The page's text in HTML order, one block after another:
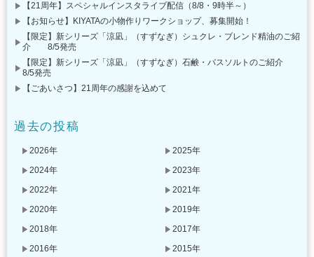
【21周年】スペシャルインスタライブ配信（8/8・9時半～）
【お知らせ】KIYATAの小物作りワークショップ、募集開始！
【限定】新シリーズ「涼凪」（すずなぎ）シュクレ・ブレンド精油のご紹
介 8/5発売
【限定】新シリーズ「涼凪」（すずなぎ）石鹸・バスソルトのご紹介
8/5発売
【ごあいさつ】21周年の感謝を込めて
過去の投稿
2026年
2025年
2024年
2023年
2022年
2021年
2020年
2019年
2018年
2017年
2016年
2015年